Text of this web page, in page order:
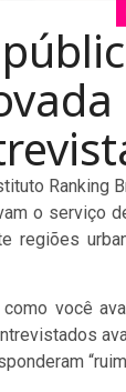
Ranking
o serviço
regiões
você